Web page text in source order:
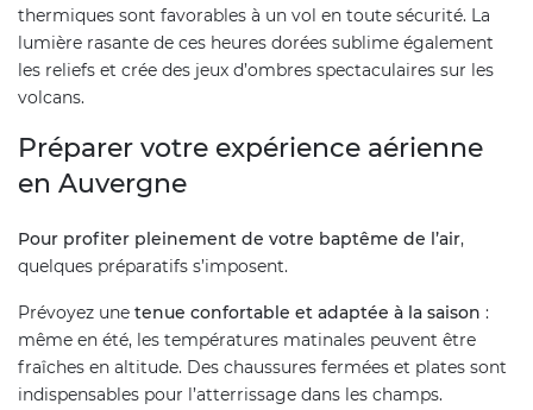
thermiques sont favorables à un vol en toute sécurité. La
lumière rasante de ces heures dorées sublime également
les reliefs et crée des jeux d’ombres spectaculaires sur les
volcans.
Préparer votre expérience aérienne
en Auvergne
Pour profiter pleinement de votre baptême de l’air,
quelques préparatifs s’imposent.
Prévoyez une tenue confortable et adaptée à la saison :
même en été, les températures matinales peuvent être
fraîches en altitude. Des chaussures fermées et plates sont
indispensables pour l’atterrissage dans les champs.